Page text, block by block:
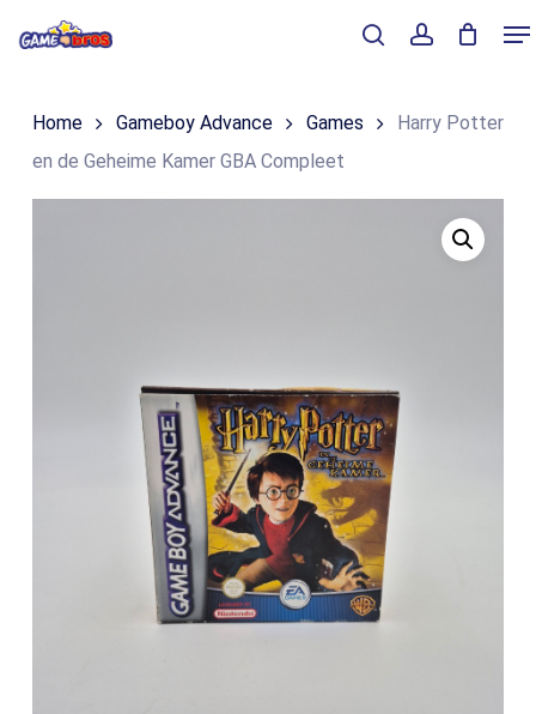
content
Winkelmand
Home Gameboy Advance Games
Harry Potter
en de Geheime Kamer GBA Compleet